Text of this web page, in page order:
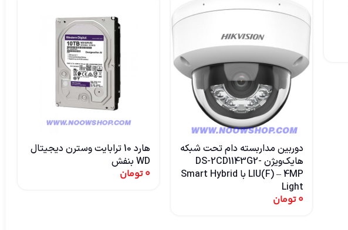
دوربین مداربسته دام تحت شبکه
هایک‌ویژن DS-2CD1143G2-
LIU(F) – 4MP با Smart Hybrid
Light
0تومان
هارد 10 ترابایت وسترن دیجیتال
WD بنفش
0تومان